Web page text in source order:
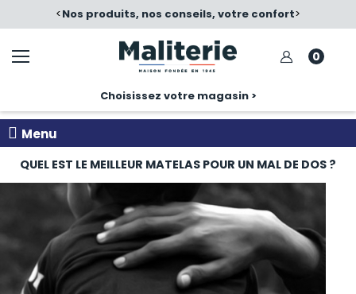
<Nos produits, nos conseils, votre confort>
0
Choisissez votre magasin >
Menu
QUEL EST LE MEILLEUR MATELAS POUR UN MAL DE DOS ?